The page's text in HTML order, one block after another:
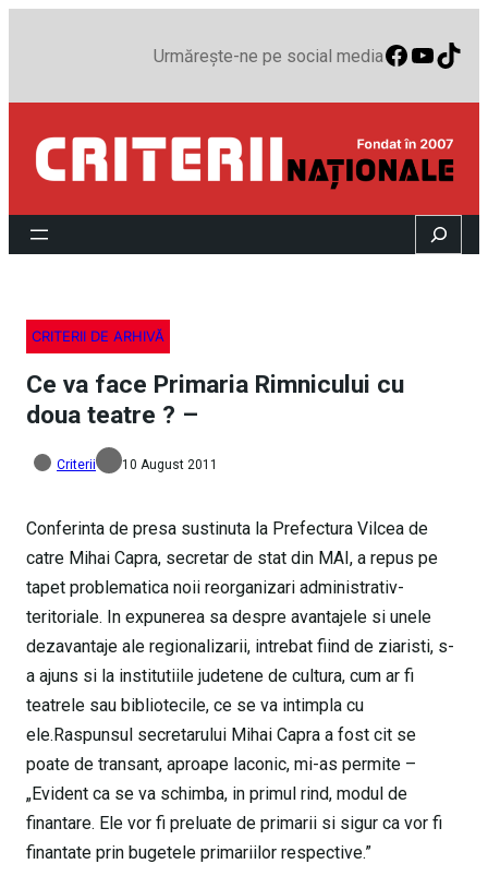
Urmărește-ne pe social media
Search
CRITERII DE ARHIVĂ
Ce va face Primaria Rimnicului cu
doua teatre ? –
Criterii 10 August 2011
Conferinta de presa sustinuta la Prefectura Vilcea de
catre Mihai Capra, secretar de stat din MAI, a repus pe
tapet problematica noii reorganizari administrativ-
teritoriale. In expunerea sa despre avantajele si unele
dezavantaje ale regionalizarii, intrebat fiind de ziaristi, s-
a ajuns si la institutiile judetene de cultura, cum ar fi
teatrele sau bibliotecile, ce se va intimpla cu
ele.Raspunsul secretarului Mihai Capra a fost cit se
poate de transant, aproape laconic, mi-as permite –
„Evident ca se va schimba, in primul rind, modul de
finantare. Ele vor fi preluate de primarii si sigur ca vor fi
finantate prin bugetele primariilor respective.”